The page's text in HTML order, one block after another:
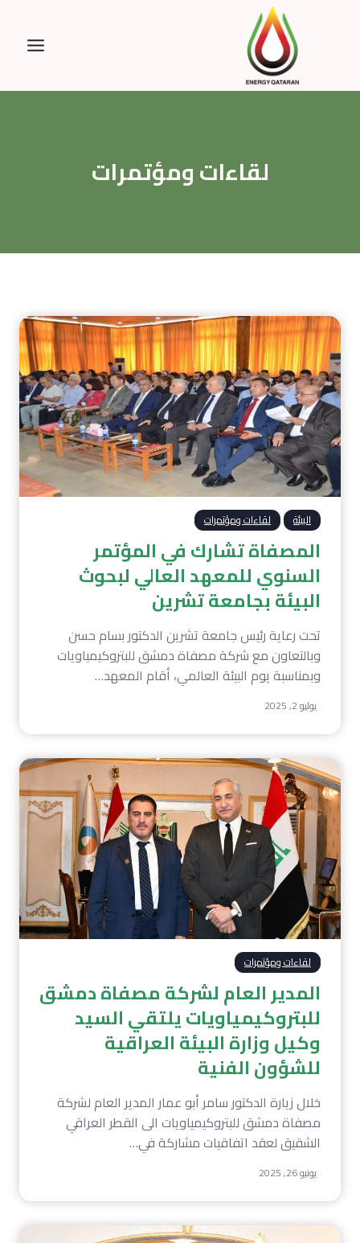
لقاءات ومؤتمرات
البيئة لقاءات ومؤتمرات
المصفاة تشارك في المؤتمر
السنوي للمعهد العالي لبحوث
البيئة بجامعة تشرين
تحت رعاية رئيس جامعة تشرين الدكتور بسام حسن
وبالتعاون مع شركة مصفاة دمشق للبتروكيمياويات
وبمناسبة يوم البيئة العالمي، أقام المعهد…
يوليو 2, 2025
لقاءات ومؤتمرات
المدير العام لشركة مصفاة دمشق
للبتروكيمياويات يلتقي السيد
وكيل وزارة البيئة العراقية
للشؤون الفنية
خلال زيارة الدكتور سامر أبو عمار المدير العام لشركة
مصفاة دمشق للبتروكيمياويات الى القطر العراقي
الشقيق لعقد اتفاقيات مشاركة في…
يونيو 26, 2025